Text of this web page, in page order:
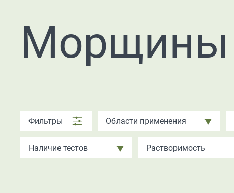
Морщины
Фильтры Области применения
Наличие тестов Растворимость